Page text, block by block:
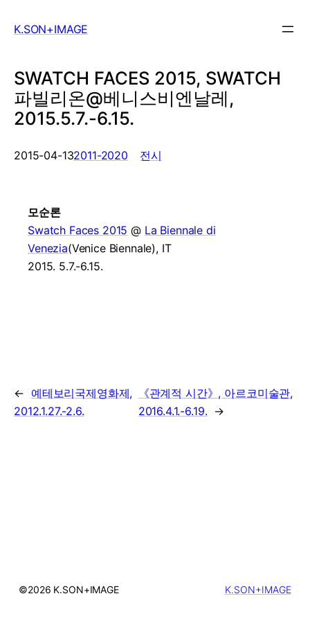
K.SON+IMAGE
SWATCH FACES 2015, SWATCH
파빌리온@베니스비엔날레,
2015.5.7.-6.15.
2015-04-132011-2020 ,
전시
모순론
Swatch Faces 2015 @ La Biennale di
Venezia(Venice Biennale), IT
2015. 5.7.-6.15.
← 예테보리국제영화제,
2012.1.27.-2.6.
《관계적 시간》, 아르코미술관,
2016.4.1.-6.19. →
©2026 K.SON+IMAGE K.SON+IMAGE